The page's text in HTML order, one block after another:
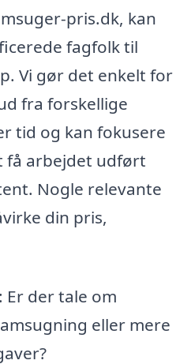
pris.dk, kan
fagfolk til
Vi gør det enkelt for
fra forskellige
tid og kan fokusere
arbejdet udført
Nogle relevante
din pris,
Er der tale om
eller mere